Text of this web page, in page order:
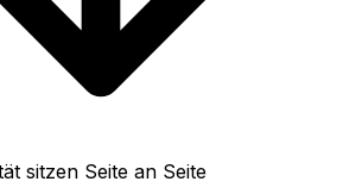
sitzen Seite an Seite